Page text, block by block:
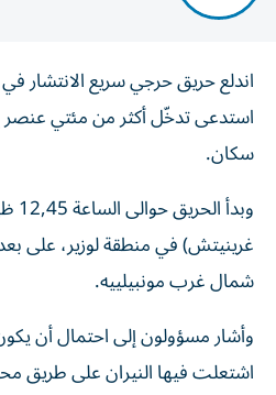
اندلع حريق حرجي سريع الانتشار
استدعى تدخّل أكثر من مئتي عنصر
سكان.
شمال غرب مونبيلييه.
وأشار مسؤولون إلى احتمال أن
اشتعلت فيها النيران على طريق